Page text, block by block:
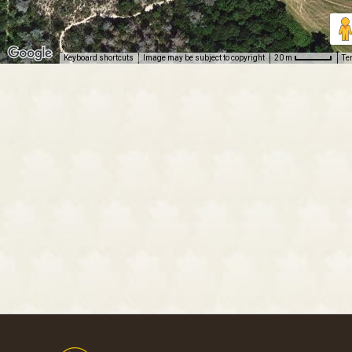
Keyboard shortcuts Image may be subject to copyright 20 m